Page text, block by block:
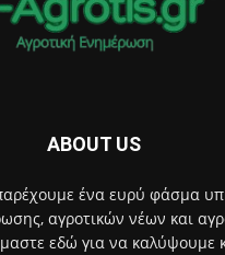
ABOUT US
ένα ευρύ φάσμα
αγροτικών νέων και
εδώ για να καλύψουμε